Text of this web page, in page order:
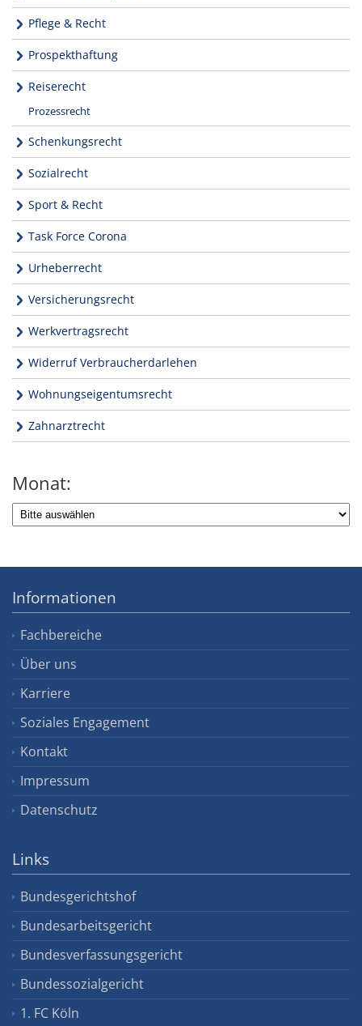
Pflege & Recht
Prospekthaftung
Reiserecht
Prozessrecht
Schenkungsrecht
Sozialrecht
Sport & Recht
Task Force Corona
Urheberrecht
Versicherungsrecht
Werkvertragsrecht
Widerruf Verbraucherdarlehen
Wohnungseigentumsrecht
Zahnarztrecht
Monat:
Informationen
Fachbereiche
Über uns
Karriere
Soziales Engagement
Kontakt
Impressum
Datenschutz
Links
Bundesgerichtshof
Bundesarbeitsgericht
Bundesverfassungsgericht
Bundessozialgericht
1. FC Köln